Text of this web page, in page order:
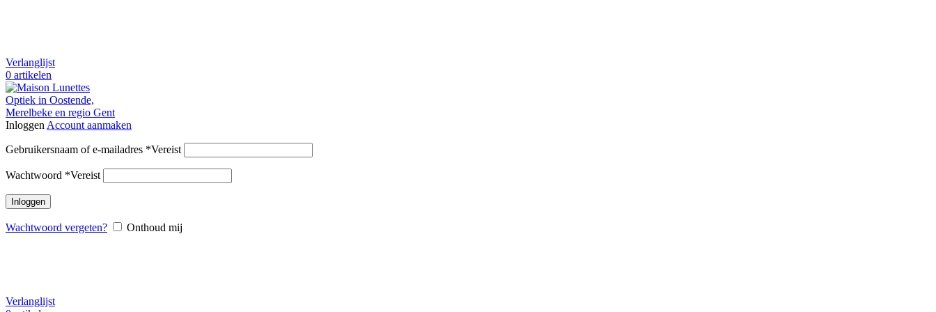
Verlanglijst
0 artikelen
Inloggen Account aanmaken
Gebruikersnaam of e-mailadres *Vereist
Wachtwoord *Vereist
Inloggen
Wachtwoord vergeten? Onthoud mij
Verlanglijst